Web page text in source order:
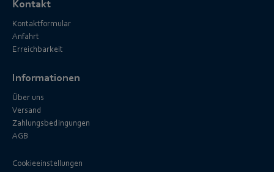
Kontakt
Kontaktformular
Anfahrt
Erreichbarkeit
Informationen
Über uns
Versand
Zahlungsbedingungen
AGB
Cookieeinstellungen